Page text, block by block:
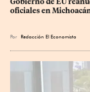
oficiales en
Por Redacción El Economista